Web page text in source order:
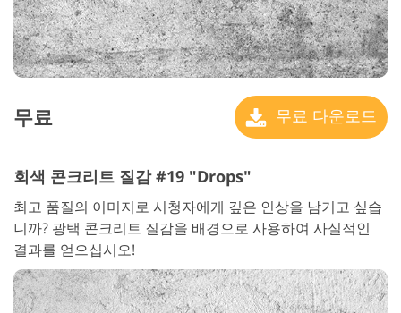
무료 무료 다운로드
회색 콘크리트 질감 #19 "Drops"
최고 품질의 이미지로 시청자에게 깊은 인상을 남기고 싶습
니까? 광택 콘크리트 질감을 배경으로 사용하여 사실적인
결과를 얻으십시오!